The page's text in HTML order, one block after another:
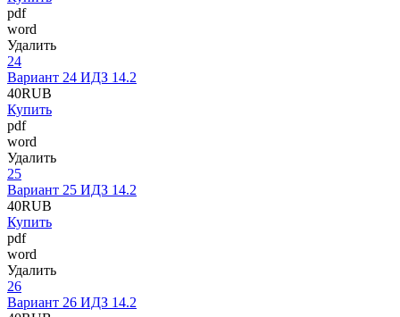
pdf
word
Удалить
24
Вариант 24 ИДЗ 14.2
40RUB
Купить
pdf
word
Удалить
25
Вариант 25 ИДЗ 14.2
40RUB
Купить
pdf
word
Удалить
26
Вариант 26 ИДЗ 14.2